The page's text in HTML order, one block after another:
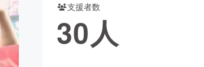
ビューティー・ヘルスケア
支援者数
30人